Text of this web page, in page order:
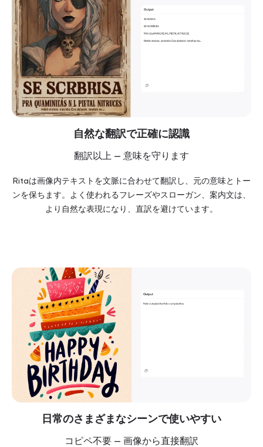
自然な翻訳で正確に認識
翻訳以上 — 意味を守ります
Ritaは画像内テキストを文脈に合わせて翻訳し、元の意味とトー
ンを保ちます。よく使われるフレーズやスローガン、案内文は、
より自然な表現になり、直訳を避けています。
日常のさまざまなシーンで使いやすい
コピペ不要 — 画像から直接翻訳